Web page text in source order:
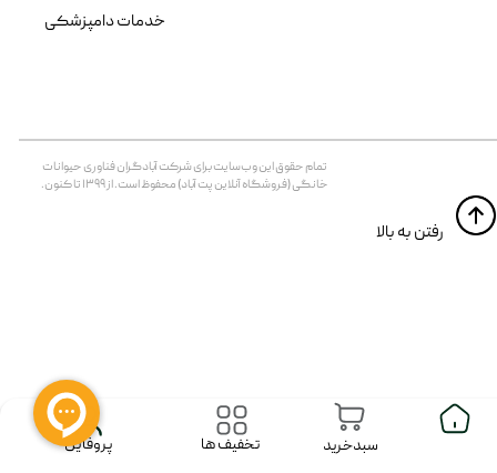
تمام حقوق اين وب‌سايت برای شرکت آبادگران فناوری حیوانات
خانگی (فروشگاه آنلاین پت آباد) محفوظ است. از ۱۳۹۹ تا کنون.
​​رفتن به بالا
خدمات دامپزشکی
سبدخرید تخفیف ها پروفایل